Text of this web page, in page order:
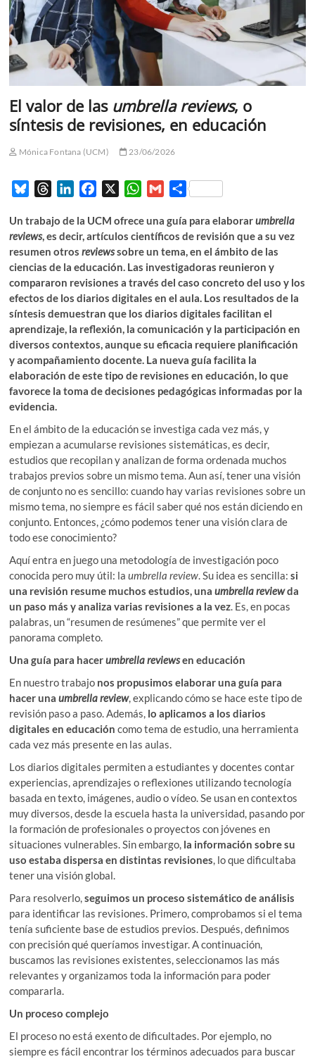
El valor de las umbrella reviews, o
síntesis de revisiones, en educación
Mónica Fontana (UCM) 23/06/2026
u
e
s
k
y
r
e
a
d
s
n
k
e
d
I
n
c
e
b
o
o
k
W
a
t
s
A
p
p
G
a
i
l
C
m
p
a
r
t
i
r
Un trabajo de la UCM ofrece una guía para elaborarumbrella
reviews, es decir, artículos científicos de revisión que a su vez
resumen otrosreviewssobre un tema, en el ámbito de las
ciencias de la educación. Las investigadoras reunieron y
compararon revisiones a través del caso concreto del uso y los
efectos de los diarios digitales en el aula. Los resultados de la
síntesis demuestran que los diarios digitales facilitan el
aprendizaje, la reflexión, la comunicación y la participación en
diversos contextos, aunque su eficacia requiere planificación
y acompañamiento docente. La nueva guía facilita la
elaboración de este tipo de revisiones en educación, lo que
favorece la toma de decisiones pedagógicas informadas por la
evidencia.
En el ámbito de la educación se investiga cada vez más, y
empiezan a acumularse revisiones sistemáticas, es decir,
estudios que recopilan y analizan de forma ordenada muchos
trabajos previos sobre un mismo tema. Aun así, tener una visión
de conjunto no es sencillo: cuando hay varias revisiones sobre un
mismo tema, no siempre es fácil saber qué nos están diciendo en
conjunto. Entonces, ¿cómo podemos tener una visión clara de
todo ese conocimiento?
Aquí entra en juego una metodología de investigación poco
conocida pero muy útil: laumbrella review. Su idea es sencilla:si
una revisión resume muchos estudios, unaumbrella reviewda
un paso más y analiza varias revisiones a la vez. Es, en pocas
palabras, un “resumen de resúmenes” que permite ver el
panorama completo.
Una guía para hacerumbrella reviewsen educación
En nuestro trabajo nos propusimos elaborar una guía para
hacer unaumbrella review, explicando cómo se hace este tipo de
revisión paso a paso. Además, lo aplicamos a los diarios
digitales en educación como tema de estudio, una herramienta
cada vez más presente en las aulas.
Los diarios digitales permiten a estudiantes y docentes contar
experiencias, aprendizajes o reflexiones utilizando tecnología
basada en texto, imágenes, audio o vídeo. Se usan en contextos
muy diversos, desde la escuela hasta la universidad, pasando por
la formación de profesionales o proyectos con jóvenes en
situaciones vulnerables. Sin embargo, la información sobre su
uso estaba dispersa en distintas revisiones, lo que dificultaba
tener una visión global.
Para resolverlo,seguimos un proceso sistemático de análisis
para identificar las revisiones. Primero, comprobamos si el tema
tenía suficiente base de estudios previos. Después, definimos
con precisión qué queríamos investigar. A continuación,
buscamos las revisiones existentes, seleccionamos las más
relevantes y organizamos toda la información para poder
compararla.
Un proceso complejo
El proceso no está exento de dificultades. Por ejemplo, no
siempre es fácil encontrar los términos adecuados para buscar